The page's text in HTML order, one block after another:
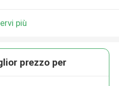
più
prezzo per